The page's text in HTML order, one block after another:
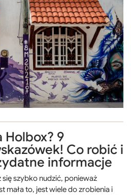
Holbox? 9
Co robić i
informacje
się szybko nudzić, ponieważ
mała to, jest wiele do zrobienia i